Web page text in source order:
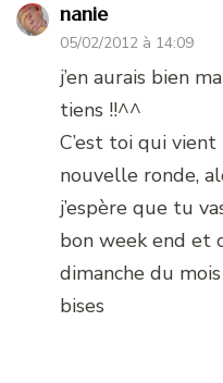
nanie
05/02/2012 à 14:09
j’en aurais bien
tiens !!^^
C’est toi qui
nouvelle ronde,
j’espère que tu
bon week end et
dimanche du
bises